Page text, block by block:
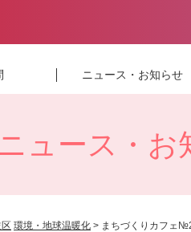
ニュース・お知らせ
ニュース・お
環境・地球温暖化 > まちづくりカフェ